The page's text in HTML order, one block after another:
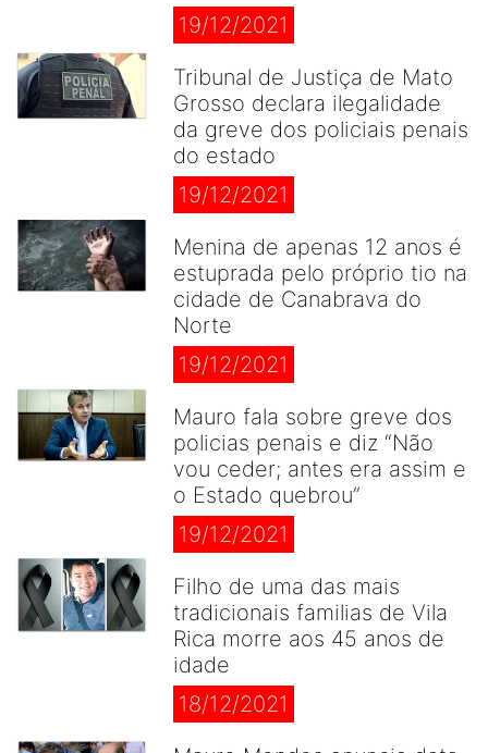
19/12/2021
Tribunal de Justiça de Mato
Grosso declara ilegalidade
da greve dos policiais penais
do estado
19/12/2021
Menina de apenas 12 anos é
estuprada pelo próprio tio na
cidade de Canabrava do
Norte
19/12/2021
Mauro fala sobre greve dos
policias penais e diz “Não
vou ceder; antes era assim e
o Estado quebrou”
19/12/2021
Filho de uma das mais
tradicionais familias de Vila
Rica morre aos 45 anos de
idade
18/12/2021